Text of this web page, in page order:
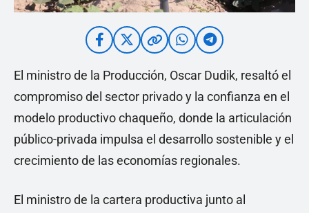
El ministro de la Producción, Oscar Dudik, resaltó el
compromiso del sector privado y la confianza en el
modelo productivo chaqueño, donde la articulación
público-privada impulsa el desarrollo sostenible y el
crecimiento de las economías regionales.
El ministro de la cartera productiva junto al